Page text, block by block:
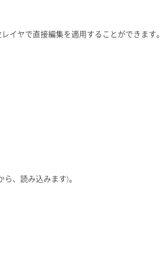
イヤで直接編集を適用することができます。
、読み込みます)。